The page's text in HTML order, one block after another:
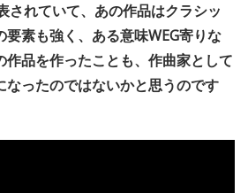
されていて、あの作品はクラシッ
素も強く、ある意味WEG寄りな
作品を作ったことも、作曲家として
なったのではないかと思うのです